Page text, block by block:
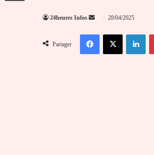
24heures Infos
Envoyer
courriel
28/04/2025
Partager
FacebookX